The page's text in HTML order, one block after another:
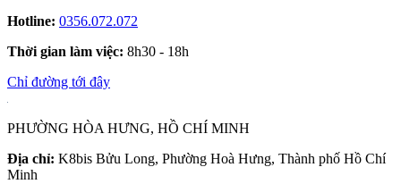
Hotline: 0356.072.072
Thời gian làm việc: 8h30 - 18h
Chỉ đường tới đây
PHƯỜNG HÒA HƯNG, HỒ CHÍ MINH
Địa chỉ: K8bis Bửu Long, Phường Hoà Hưng, Thành phố Hồ Chí
Minh